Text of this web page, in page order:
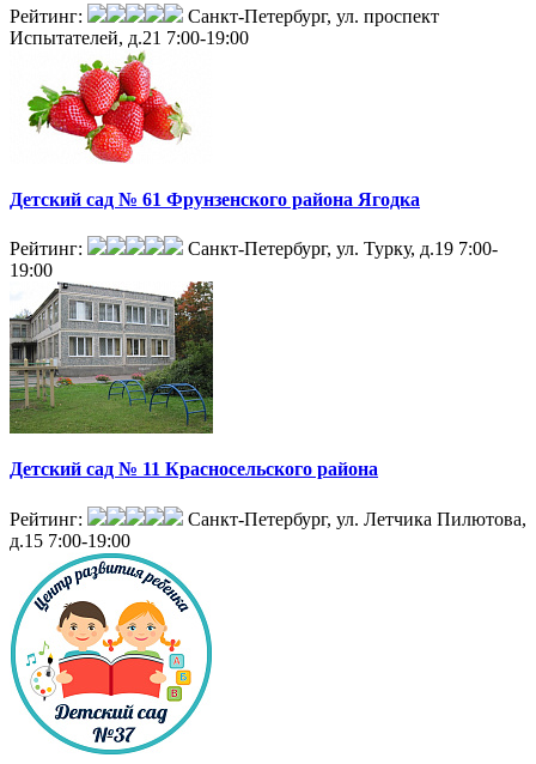
Рейтинг:
Санкт-Петербург, ул. проспект
Испытателей, д.21 7:00-19:00
Детский сад № 61 Фрунзенского района Ягодка
Рейтинг: Санкт-Петербург, ул. Турку, д.19 7:00-
19:00
Детский сад № 11 Красносельского района
Рейтинг:
Санкт-Петербург, ул. Летчика Пилютова,
д.15 7:00-19:00